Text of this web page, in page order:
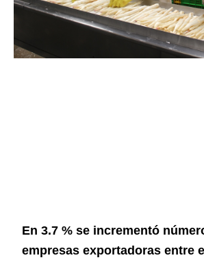
En 3.7 % se incrementó
empresas exportadoras entre